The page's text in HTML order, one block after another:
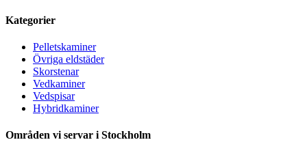
Kategorier
Pelletskaminer
Övriga eldstäder
Skorstenar
Vedkaminer
Vedspisar
Hybridkaminer
Områden vi servar i Stockholm